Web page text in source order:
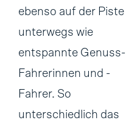
ebenso auf der Piste
unterwegs wie
entspannte Genuss-
Fahrerinnen und -
Fahrer. So
unterschiedlich das